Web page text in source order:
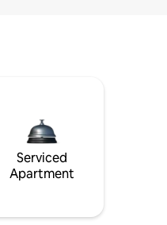
Serviced
Apartment